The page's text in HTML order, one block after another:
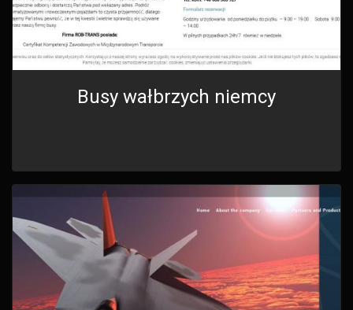
Busy wałbrzych niemcy